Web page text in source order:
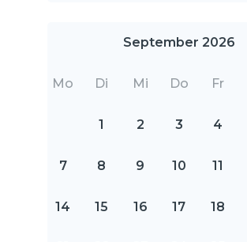
September 2026
Mo Di Mi Do Fr
1 2 3 4
7 8 9 10 11
14 15 16 17 18